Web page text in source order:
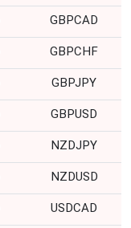
GBPCAD
GBPCHF
GBPJPY
GBPUSD
NZDJPY
NZDUSD
USDCAD